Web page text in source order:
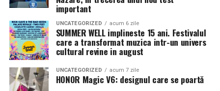
Necula, originari din Constanța și împrejurimi, vor
prezenta filmul alături de colegii lor
Alexandra Răduță și Gabriel Vatavu.
Cinema City Shopping City Galațiinvită spectatorii
12 februarie de la 18:30
State și Azaleea Necula și regizorul Paul Decu.
important
UNCATEGORIZED acum 6 zile
SUMMER WELL implineste 15 ani. Festivalul
care a transformat muzica intr-un univers
cultural revine in august
UNCATEGORIZED acum 7 zile
HONOR Magic V6: designul care se poartă